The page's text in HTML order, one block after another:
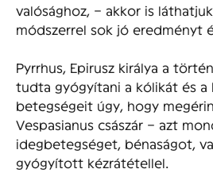
valósághoz, – akkor is
módszerrel sok jó eredményt
Pyrrhus, Epirusz királya a
tudta gyógyítani a kólikát és a
betegségeit úgy, hogy
Vespasianus császár – azt
idegbetegséget, bénaságot,
gyógyított kézrátétellel.